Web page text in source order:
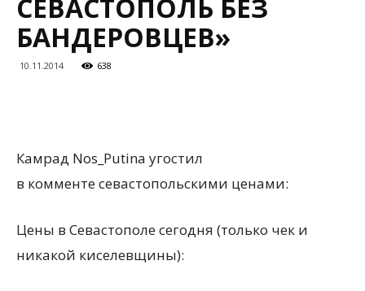
СЕВАСТОПОЛЬ БЕЗ
БАНДЕРОВЦЕВ»
10.11.2014 638
Камрад Nos_Putina угостил
в комменте севастопольскими ценами:
Цены в Севастополе сегодня (только чек и
никакой киселевщины):